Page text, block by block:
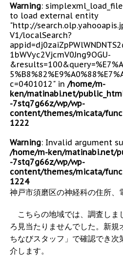
Warning:
to load external entity
"http://
V1/localSearch?
1bWVyc2VjcmV0Jng9OGU-
c=0401012" in /home/m-
ken/matinabi.net/
-7stq7g66z/wp/wp-
content/themes/micata/
1222
Warning: Invalid argument
/home/m-ken/matinabi.net/
-7stq7g66z/wp/wp-
content/themes/micata/
1224
神戸市須磨区の神経科の住所、
こちらの地域では、調査しま
ろ見当たりませんでした。新規
ちなびスタッフ」で確認でき次
介します。